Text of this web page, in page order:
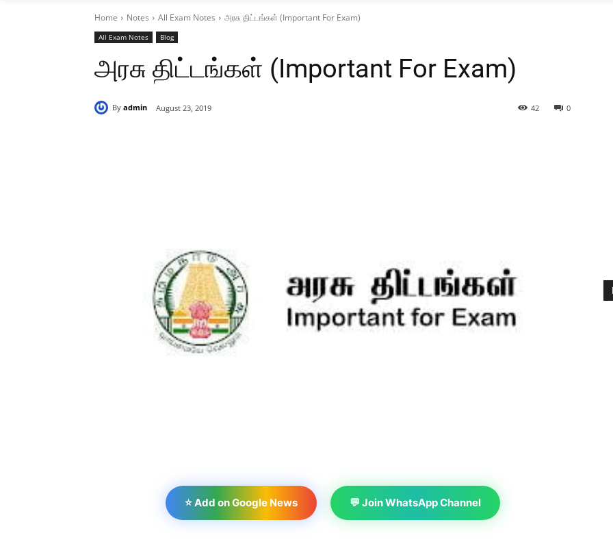
Home Notes All Exam Notes அரசு திட்டங்கள் (Important For Exam)
All Exam Notes Blog
அரசு திட்டங்கள் (Important For Exam)
By admin August 23, 2019 0
42
⭐ Add on Google News 💬 Join WhatsApp Channel